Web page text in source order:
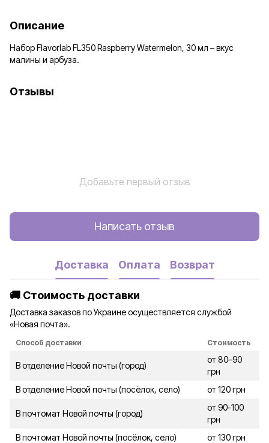
Описание
Набор Flavorlab FL350 Raspberry Watermelon, 30 мл – вкус
малины и арбуза.
Отзывы
Добавьте первый отзыв
Написать отзыв
Доставка Оплата Возврат
🚚 Стоимость доставки
Доставка заказов по Украине осуществляется службой
«Новая почта».
Способ доставки Стоимость
В отделение Новой почты (город)
от 80–90
грн
В отделение Новой почты (посёлок, село)
от 120 грн
В почтомат Новой почты (город)
от 90-100
грн
В почтомат Новой почты (посёлок, село)
от 130 грн